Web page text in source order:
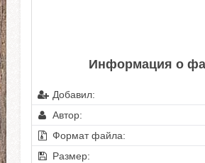
Информация о
Добавил:
Автор:
Формат файла:
Размер: